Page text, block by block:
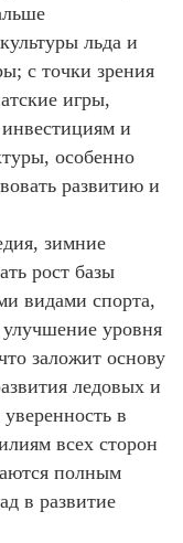
льда и
с точки зрения
игры,
инвестициям и
особенно
развитию и
зимние
рост базы
видами спорта,
уровня
заложит основу
ледовых и
в
всех сторон
полным
в развитие